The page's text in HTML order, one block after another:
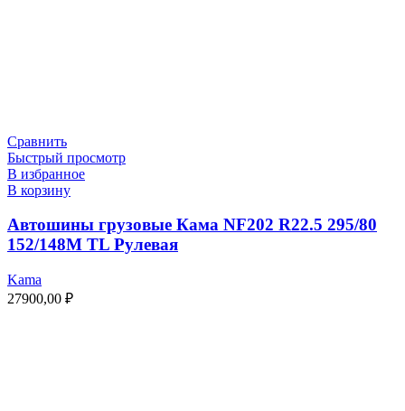
Сравнить
Быстрый просмотр
В избранное
В корзину
Автошины грузовые Кама NF202 R22.5 295/80
152/148M TL Рулевая
Kama
27900,00 ₽